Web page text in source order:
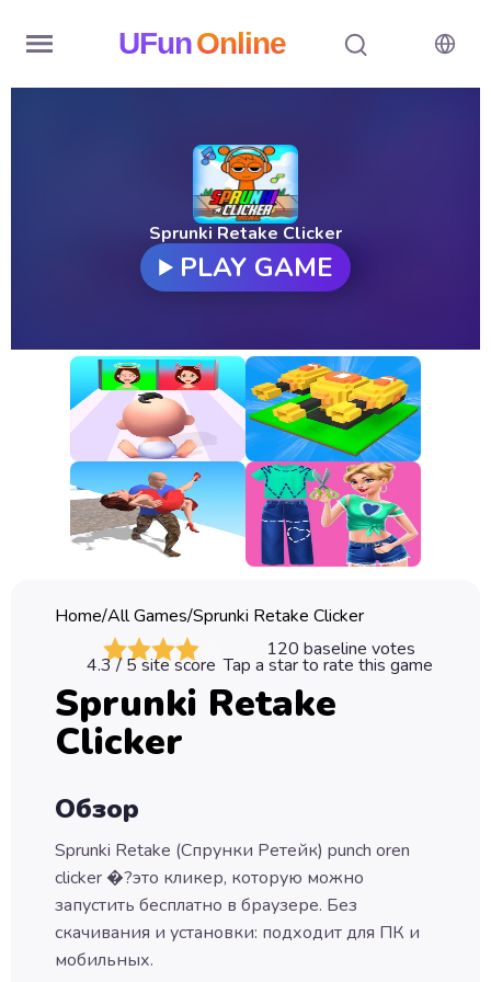
UFunOnline
New
Games
All
Games
Classic
Sprunki
Games
Car
Games
Run
Puzzle
Games
Sprunki Retake Clicker
PLAY GAME
Home/All Games/Sprunki Retake Clicker
120 baseline votes
4.3/ 5 site score Tap a star to rate this game
Sprunki Retake
Clicker
Обзор
Sprunki Retake (Спрунки Ретейк) punch oren
clicker �?это кликер, которую можно
запустить бесплатно в браузере. Без
скачивания и установки: подходит для ПК и
мобильных.